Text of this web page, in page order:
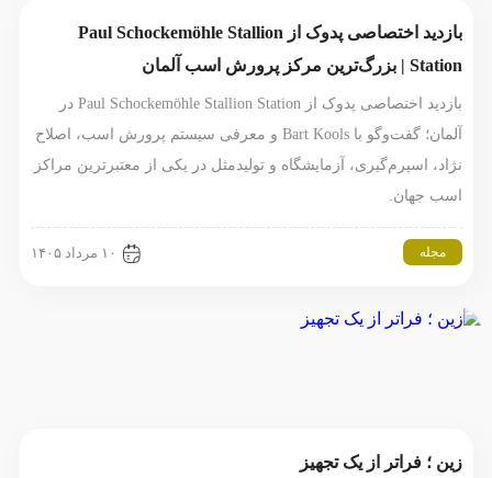
بازدید اختصاصی پدوک از Paul Schockemöhle Stallion
Station | بزرگ‌ترین مرکز پرورش اسب آلمان
بازدید اختصاصی پدوک از Paul Schockemöhle Stallion Station در
آلمان؛ گفت‌وگو با Bart Kools و معرفی سیستم پرورش اسب، اصلاح
نژاد، اسپرم‌گیری، آزمایشگاه و تولیدمثل در یکی از معتبرترین مراکز
اسب جهان.
مجله ۱۰ مرداد ۱۴۰۵
زین ؛ فراتر از یک تجهیز